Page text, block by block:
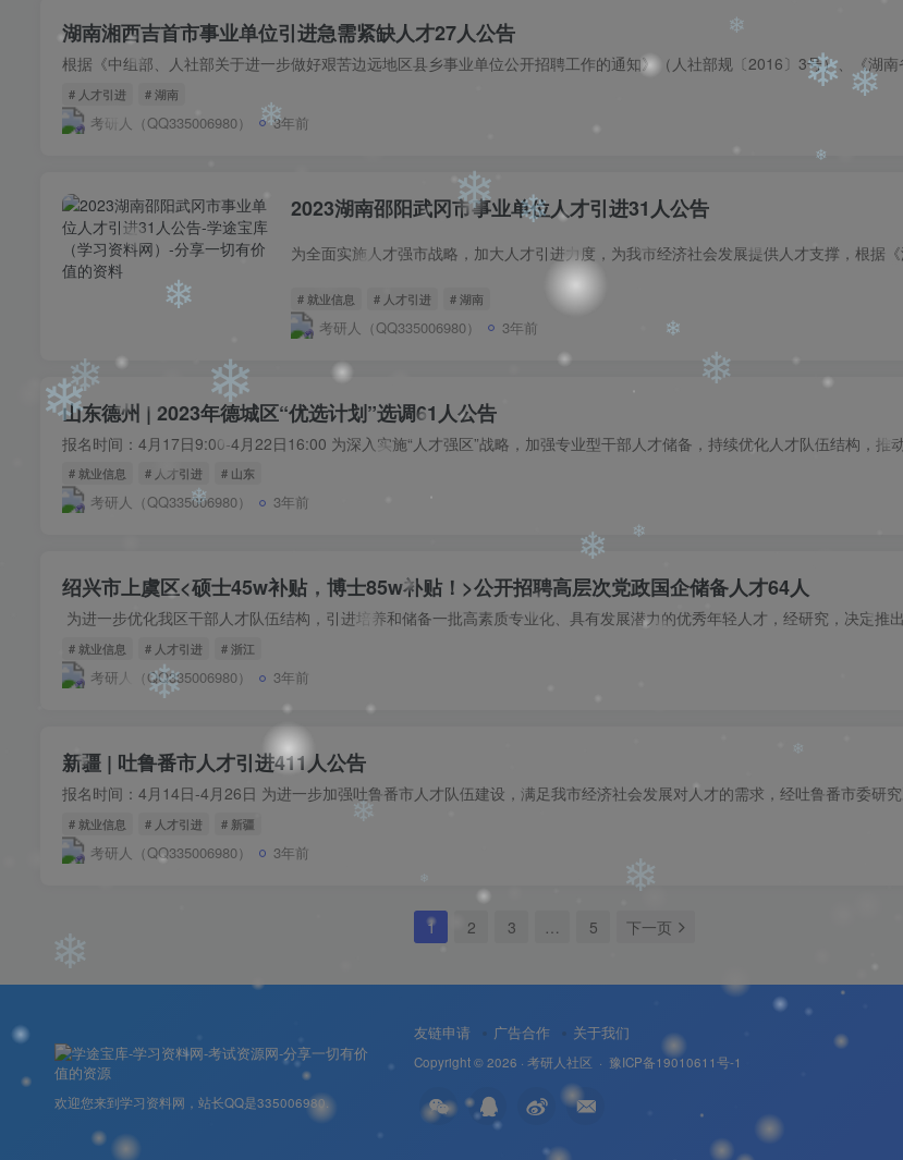
湖南湘西吉首市事业单位引进急需紧缺人才27人公告
# 人才引进 # 湖南
考研人（QQ335006980） 3年前
2023湖南邵阳武冈市事业单位人才引进31人公告
# 就业信息 # 人才引进 # 湖南
考研人（QQ335006980） 3年前
山东德州 | 2023年德城区“优选计划”选调61人公告
# 就业信息 # 人才引进 # 山东
考研人（QQ335006980） 3年前
绍兴市上虞区<硕士45w补贴，博士85w补贴！>公开招聘高层次党政国企储备人才64人
# 就业信息 # 人才引进 # 浙江
考研人（QQ335006980） 3年前
新疆 | 吐鲁番市人才引进411人公告
# 就业信息 # 人才引进 # 新疆
考研人（QQ335006980） 3年前
1 2 3 … 5 下一页
欢迎您来到学习资料网，站长QQ是335006980.
友链申请 广告合作 关于我们
Copyright © 2026 · 考研人社区 · 豫ICP备19010611号-1
❄
❄
❄
❄
❄
❄
❄
❄
❄
❄
❄
❄